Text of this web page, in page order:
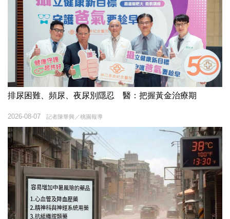
排尿困難、頻尿、夜尿別隱忍 醫：把握黃金治療期
記者陳華興／桃園報導
2026-08-07